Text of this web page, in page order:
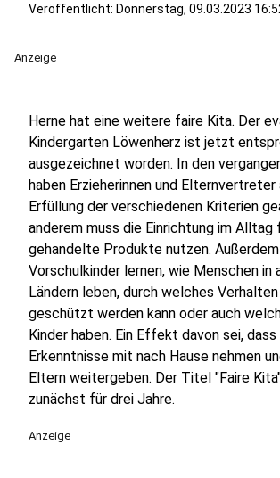
Veröffentlicht: Donnerstag, 09.03.2023
Anzeige
Herne hat eine weitere faire Kita. Der
Kindergarten Löwenherz ist jetzt
ausgezeichnet worden. In den
haben Erzieherinnen und Elternvertreter
Erfüllung der verschiedenen Kriterien
anderem muss die Einrichtung im Alltag
gehandelte Produkte nutzen.
Vorschulkinder lernen, wie Menschen in
Ländern leben, durch welches
geschützt werden kann oder auch
Kinder haben. Ein Effekt davon sei,
Erkenntnisse mit nach Hause nehmen
Eltern weitergeben. Der Titel "Faire
zunächst für drei Jahre.
Anzeige